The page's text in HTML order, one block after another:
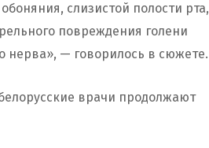
слизистой полости рта,
повреждения голени
нерва», — говорилось в сюжете.
врачи продолжают